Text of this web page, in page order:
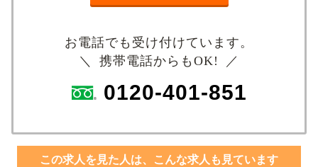
お電話でも受け付けています。
＼ 携帯電話からもOK! ／
0120-401-851
この求人を見た人は、こんな求人も見ています